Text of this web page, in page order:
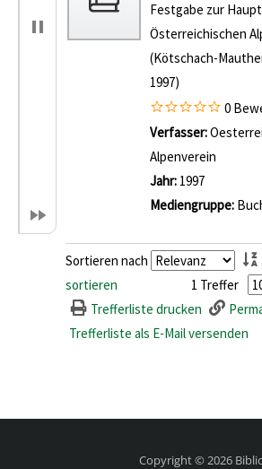
Festgabe zur
Österreichischen
(Kötschach-
1997)
0
Verfasser:
Alpenverein
Jahr: 1997
Mediengruppe:
Sortieren nach
sortieren
1 Treffer
Trefferliste drucken
Trefferliste als E-Mail versenden
Copyright © 2026